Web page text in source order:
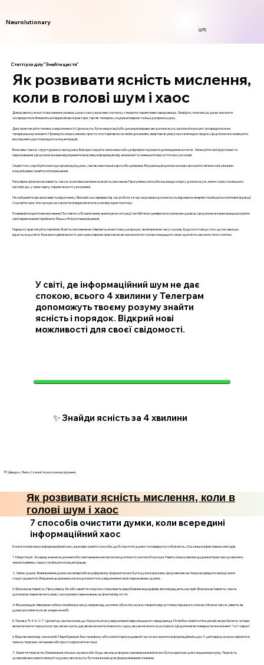
Neurolutionary
Login
Статті розділу "Знайти щастя"
Як розвивати ясність мислення,
коли в голові шум і хаос
Для розвитку ясності мислення в умовах шуму і хаосу важливо спочатку створити сприятливе середовище. Знайдіть тихе місце, де ви зможете
зосередитися. Вимкніть всі відволікаючі фактори, такі як телефон, соціальні мережі та інші джерела шуму.
Далі, практикуйте техніки усвідомленості. Це можуть бути медитації або дихальні вправи, які допоможуть заспокоїти розум і зосередитися на
теперішньому моменті. Проведіть кілька хвилин, просто спостерігаючи за своїм диханням, звертаючи увагу на кожен вдих і видих. Це допоможе зменшити
внутрішній шум і покращити концентрацію.
Важливо також структурувати свої думки. Використовуйте записники або цифрові інструменти для ведення нотаток. Записуйте свої ідеї, плани та
переживання. Це допоможе вам відокремити важливу інформацію від незначної та зменшити відчуття хаосу в голові.
Окрім того, спробуйте методи організації думок, такі як ментальні карти або діаграми. Візуалізація допоможе вам зрозуміти зв’язки між різними
концепціями і знайти логічні рішення.
Регулярна фізична активність також позитивно вплине на ясність мислення. Прогулянки, йога або інші види спорту допоможуть зняти стрес і поліпшити
настрій, що, у свою чергу, сприяє ясності у розумінні.
Не забувайте про важливість відпочинку. Якісний сон, перерви під час роботи та час на розваги допоможуть відновити енергію і поліпшити когнітивні функції.
Слухайте своє тіло і розум, не соромтеся відволікатися, коли відчуваєте втому.
Розвивайте критичне мислення. Поставте собі запитання, аналізуючи ситуації, і не бійтеся сумніватися у власних думках. Це допоможе вам краще розуміти
свої переконання і приймати більш обґрунтовані рішення.
Нарешті, практикуйте терпіння. Ясність мислення не з’являється миттєво; це процес, який вимагає часу і зусиль. Будьте готові до того, що не завжди
вдасться досягти бажаного рівня ясності, але з регулярною практикою ви зможете поступово покращити свою здатність мислити чітко і логічно.
У світі, де інформаційний шум не дає
спокою, всього 4 хвилини у Телеграм
допоможуть твоєму розуму знайти
ясність і порядок. Відкрий нові
можливості для своєї свідомості.
✨ Знайди ясність за 4 хвилини
💛 Швидко. Легко. І з ясністю в кожному рішенні.
Як розвивати ясність мислення, коли в
голові шум і хаос
7 способів очистити думки, коли всередині
інформаційний хаос
Коли в голові панує інформаційний хаос, важливо знайти способи, щоб очистити думки та повернути собі ясність. Ось кілька ефективних методів:
1. Медитація. Зосередження на диханні або повторення мантри може допомогти заспокоїти розум. Навіть кілька хвилин щоденної практики дозволять
знизити рівень стресу і поліпшити концентрацію.
2. Запис думок. Вивільнення думок на папері або в цифровому форматі може бути дуже корисним. Це дозволяє не тільки розрядити емоції, але й
структурувати їх. Ведення щоденника може допомогти в усвідомленні своїх переживань і думок.
3. Фізична активність. Прогулянка, біг або заняття спортом стимулюють вироблення ендорфінів, які покращують настрій. Фізична активність також
допомагає переключити увагу з розумових переживань на фізичні відчуття.
4. Візуалізація. Уявлення себе в спокійному місці, наприклад, на пляжі або в лісі, може створити відчуття внутрішнього спокою. Можна також уявити, як
думки розсіюються, як хмари на небі.
5. Техніка "5-4-3-2-1". Це метод заспокоєння, що базується на усвідомленні навколишнього середовища. Потрібно знайти п’ять речей, які ви бачите, чотири,
які ви можете торкнутися, три, які ви чуєте, дві, які ви можете понюхати, і одну, яку ви можете скуштувати. Це допомагає повернутися в момент "тут і зараз".
6. Відключення від технологій. Перебування без телефону або комп’ютера на деякий час може знизити інформаційний шум. У цей період можна зайнятися
чимось творчим, читанням або просто відпочити в тиші.
7. Заняття творчістю. Малювання, письмо, музика або будь-яка інша форма самовираження може бути корисною для очищення розуму. Творчість
дозволяє висловити емоції та думки, які можуть бути важкими для формулювання словами.